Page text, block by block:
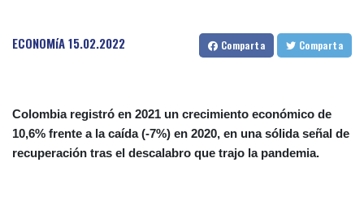
CNY 6.750205
CNH 6.748825
CUC 1
CUP 26.5
CVE 95.41136
ECONOMíA15.02.2022 Comparta Comparta
Colombia registró en 2021 un crecimiento económico de
10,6% frente a la caída (-7%) en 2020, en una sólida señal de
recuperación tras el descalabro que trajo la pandemia.